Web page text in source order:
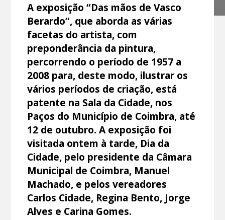
A exposição “Das mãos de Vasco
Berardo”, que aborda as várias
facetas do artista, com
preponderância da pintura,
percorrendo o período de 1957 a
2008 para, deste modo, ilustrar os
vários períodos de criação, está
patente na Sala da Cidade, nos
Paços do Município de Coimbra, até
12 de outubro. A exposição foi
visitada ontem à tarde, Dia da
Cidade, pelo presidente da Câmara
Municipal de Coimbra, Manuel
Machado, e pelos vereadores
Carlos Cidade, Regina Bento, Jorge
Alves e Carina Gomes.